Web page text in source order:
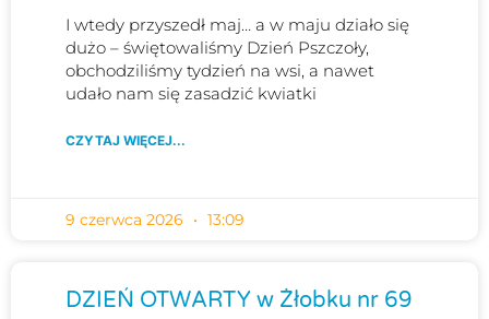
I wtedy przyszedł maj… a w maju działo się
dużo – świętowaliśmy Dzień Pszczoły,
obchodziliśmy tydzień na wsi, a nawet
udało nam się zasadzić kwiatki
CZYTAJ WIĘCEJ...
9 czerwca 2026 13:09
DZIEŃ OTWARTY w Żłobku nr 69